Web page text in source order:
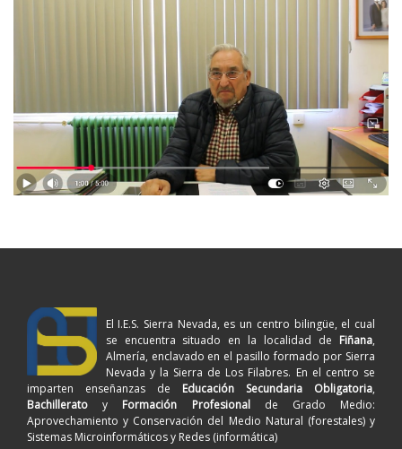
El I.E.S. Sierra Nevada, es un centro bilingüe, el cual
se encuentra situado en la localidad de Fiñana,
Almería, enclavado en el pasillo formado por Sierra
Nevada y la Sierra de Los Filabres. En el centro se
imparten enseñanzas de Educación Secundaria Obligatoria,
Bachillerato y Formación Profesionalde Grado Medio:
Aprovechamiento y Conservación del Medio Natural (forestales) y
Sistemas Microinformáticos y Redes (informática)